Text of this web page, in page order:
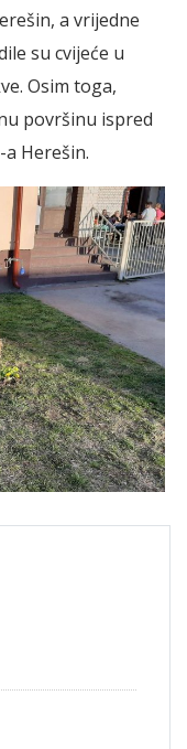
a vrijedne
su cvijeće u
Osim toga,
površinu ispred
Herešin.